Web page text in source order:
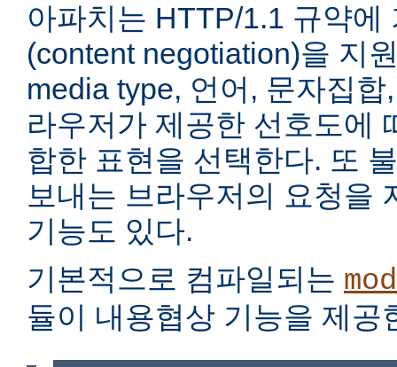
아파치는 HTTP/1.1 규약에
(content negotiation)을 지
media type, 언어, 문자집
라우저가 제공한 선호도에
합한 표현을 선택한다. 또
보내는 브라우저의 요청을
기능도 있다.
기본적으로 컴파일되는
듈이 내용협상 기능을 제공